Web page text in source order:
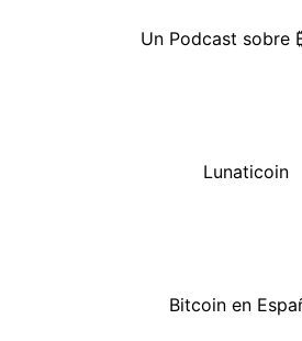
Un Podcast sobre
Lunaticoin
Bitcoin en